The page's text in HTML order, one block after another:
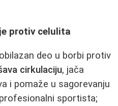
protiv celulita
deo u borbi protiv
cirkulaciju, jača
i pomaže u sagorevanju
sportista;